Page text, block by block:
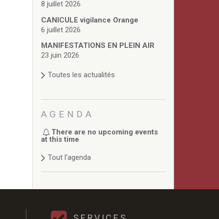
8 juillet 2026
CANICULE vigilance Orange
6 juillet 2026
MANIFESTATIONS EN PLEIN AIR
23 juin 2026
Toutes les actualités
AGENDA
There are no upcoming events
at this time
Tout l'agenda